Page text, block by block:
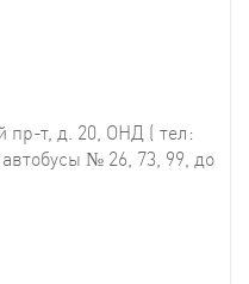
пр-т, д. 20, ОНД ( тел:
№ 26, 73, 99, до